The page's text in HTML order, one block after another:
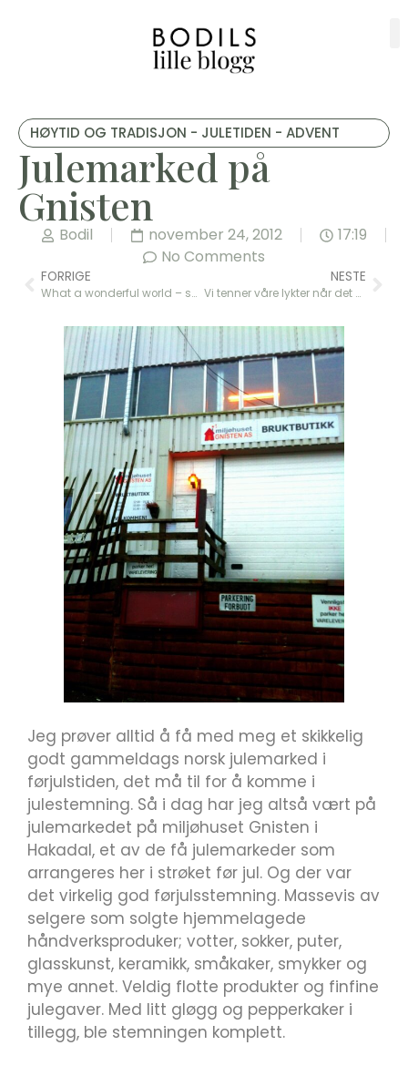
HØYTID OG TRADISJON - JULETIDEN - ADVENT
Julemarked på
Gnisten
Bodil november 24, 2012
17:19
No Comments
FORRIGE
What a wonderful world – så vakker verden er
NESTE
Vi tenner våre lykter når det mørkner
Jeg prøver alltid å få med meg et skikkelig
godt gammeldags norsk julemarked i
førjulstiden, det må til for å komme i
julestemning. Så i dag har jeg altså vært på
julemarkedet på miljøhuset Gnisten i
Hakadal, et av de få julemarkeder som
arrangeres her i strøket før jul. Og der var
det virkelig god førjulsstemning. Massevis av
selgere som solgte hjemmelagede
håndverksproduker; votter, sokker, puter,
glasskunst, keramikk, småkaker, smykker og
mye annet. Veldig flotte produkter og finfine
julegaver. Med litt gløgg og pepperkaker i
tillegg, ble stemningen komplett.